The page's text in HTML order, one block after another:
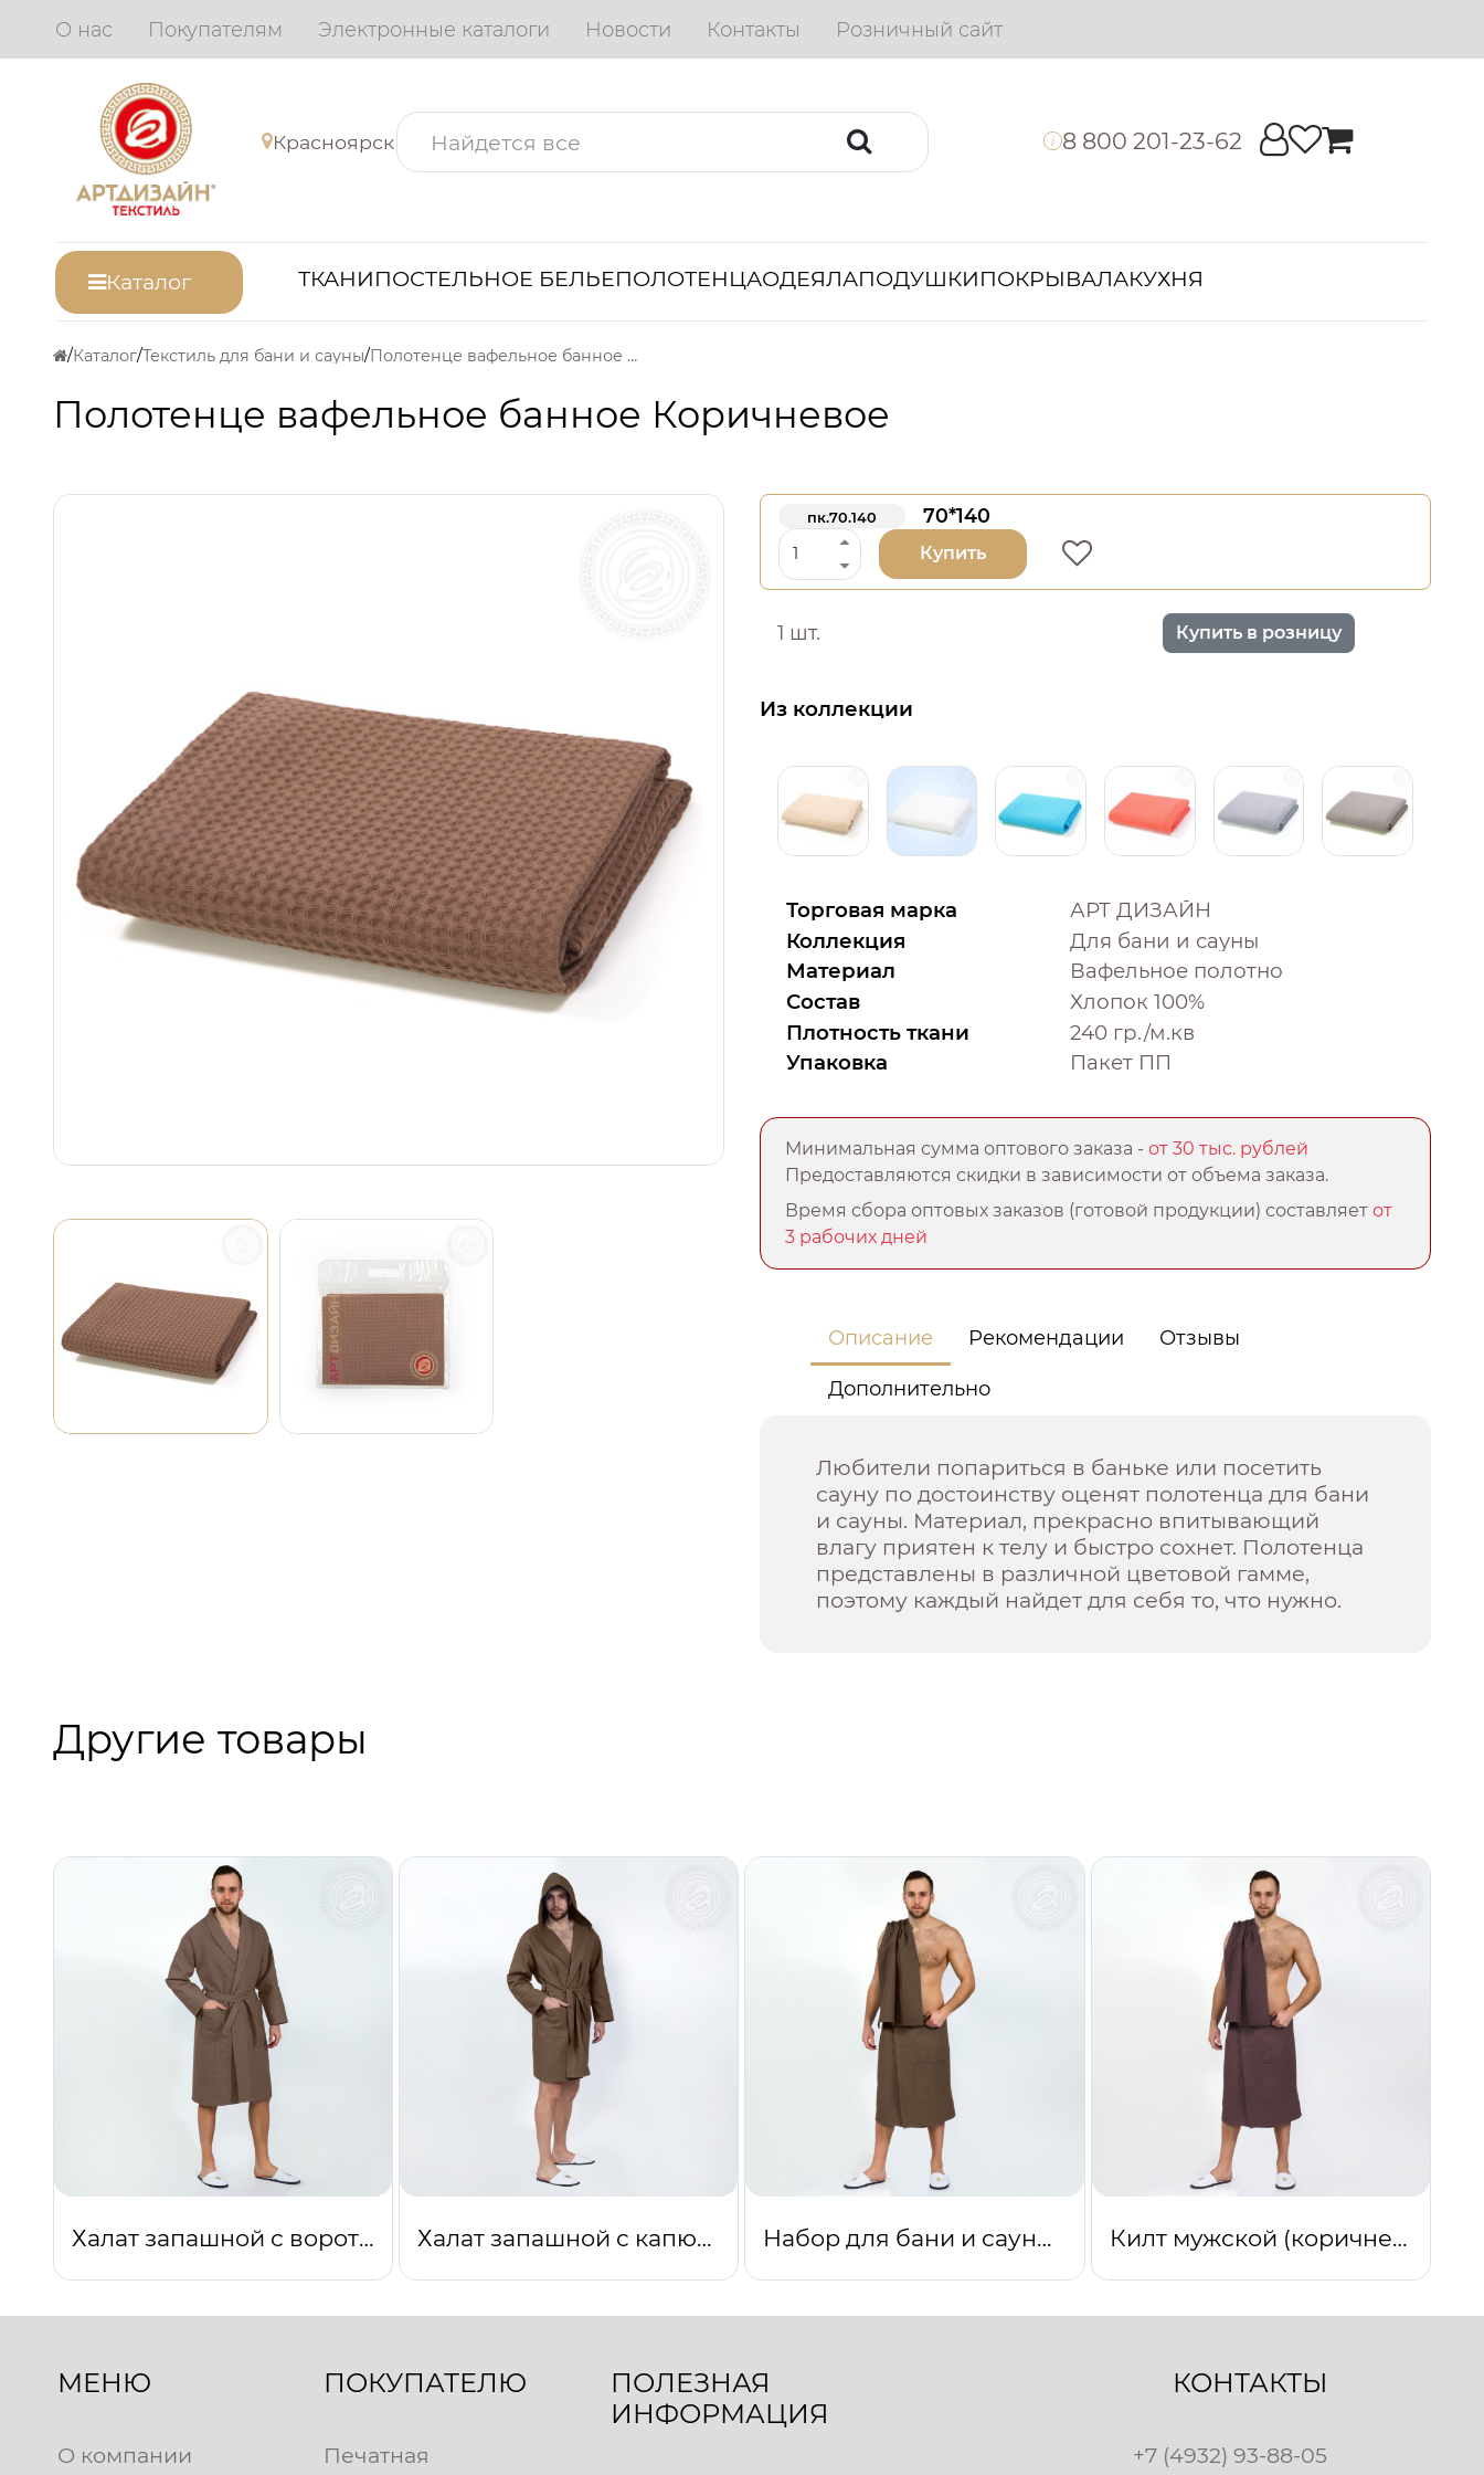
О нас Покупателям Электронные каталоги Новости Контакты Розничный сайт
Красноярск i 8 800 201-23-62
Каталог ТКАНИПОСТЕЛЬНОЕ БЕЛЬЕПОЛОТЕНЦАОДЕЯЛАПОДУШКИПОКРЫВАЛАКУХНЯ
Каталог Текстиль для бани и сауны Полотенце вафельное банное Коричневое
Полотенце вафельное банное Коричневое
пк.70.140 70*140
Купить
1 шт. Купить в розницу
Из коллекции
Торговая марка
АРТ ДИЗАЙН
Коллекция
Для бани и сауны
Материал
Вафельное полотно
Состав
Хлопок 100%
Плотность ткани
240 гр./м.кв
Упаковка
Пакет ПП
Минимальная сумма оптового заказа -от 30 тыс. рублей
Предоставляются скидки в зависимости от объема заказа.
Время сбора оптовых заказов (готовой продукции) составляетот
3 рабочих дней
Описание Рекомендации Отзывы
Дополнительно
Любители попариться в баньке или посетить
сауну по достоинству оценят полотенца для бани
и сауны. Материал, прекрасно впитывающий
влагу приятен к телу и быстро сохнет. Полотенца
представлены в различной цветовой гамме,
поэтому каждый найдет для себя то, что нужно.
Другие товары
Халат запашной с воротником (коричневый) Халат запашной с капюшоном (коричневый) Набор для бани и сауны мужской коричневый Килт мужской (коричневый)
МЕНЮ
О компании
ПОКУПАТЕЛЮ
Печатная
ПОЛЕЗНАЯ
ИНФОРМАЦИЯ
КОНТАКТЫ
+7 (4932) 93-88-05